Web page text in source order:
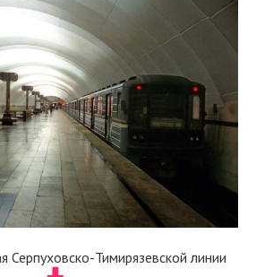
Серпуховско-Тимирязевской линии